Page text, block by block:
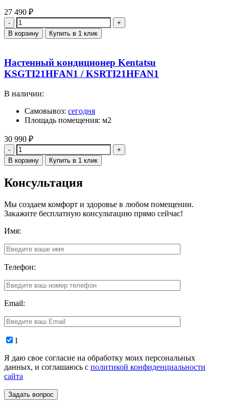
27 490 ₽
Количество
В корзину Купить в 1 клик
Настенный кондиционер Kentatsu
KSGTI21HFAN1 / KSRTI21HFAN1
В наличии:
Самовывоз: сегодня
Площадь помещения: м2
30 990 ₽
Количество
В корзину Купить в 1 клик
Консультация
Мы создаем комфорт и здоровье в любом помещении.
Закажите бесплатную консультацию прямо сейчас!
Имя:
Телефон:
Email:
1
Я даю свое согласие на обработку моих персональных
данных, и соглашаюсь с политикой конфиденциальности
сайта
Задать вопрос